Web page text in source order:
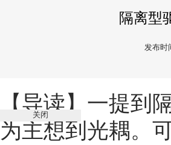
隔离型
发布时
【导读】一提到
为主想到光耦。
关闭